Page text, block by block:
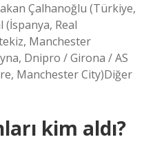
Çalhanoğlu (Türkiye,
Real
Manchester
Dnipro / Girona / AS
Manchester City)Diğer
kim aldı?